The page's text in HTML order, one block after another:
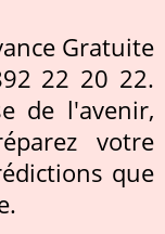
Gratuite
22 20 22.
de l'avenir,
votre
que